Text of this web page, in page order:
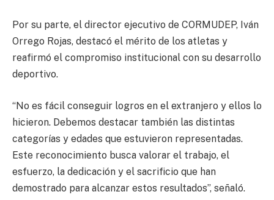
Por su parte, el director ejecutivo de CORMUDEP, Iván
Orrego Rojas, destacó el mérito de los atletas y
reafirmó el compromiso institucional con su desarrollo
deportivo.
“No es fácil conseguir logros en el extranjero y ellos lo
hicieron. Debemos destacar también las distintas
categorías y edades que estuvieron representadas.
Este reconocimiento busca valorar el trabajo, el
esfuerzo, la dedicación y el sacrificio que han
demostrado para alcanzar estos resultados”, señaló.